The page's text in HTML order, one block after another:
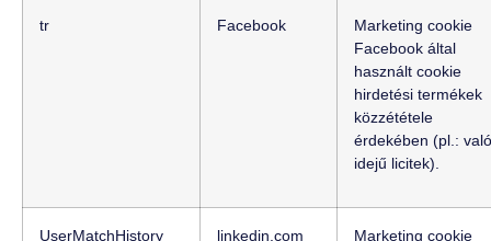
tr Facebook
Marketing cookie
Facebook által
használt cookie
hirdetési termékek
közzététele
érdekében (pl.:
idejű licitek).
UserMatchHistory linkedin.com Marketing cookie